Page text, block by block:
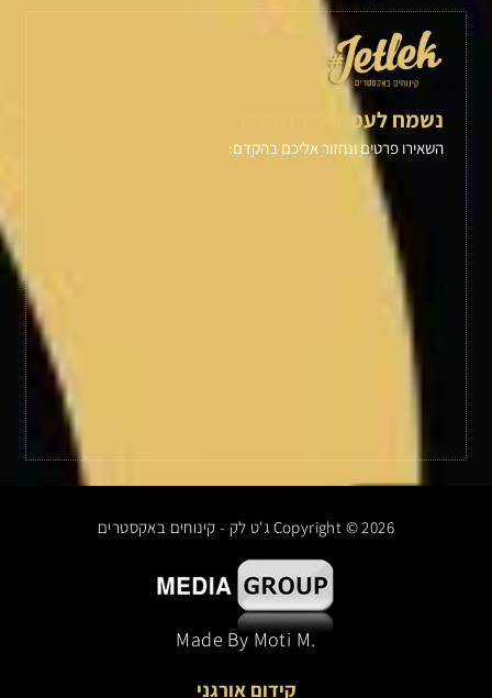
נשמח לעמוד לשירותכם
השאירו פרטים ונחזור אליכם בהקדם:
Copyright © 2026 ג'ט לק - קינוחים באקסטרים
.made By Moti M
קידום אורגני